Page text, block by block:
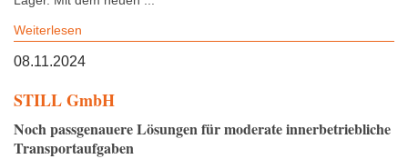
Weiterlesen
08.11.2024
STILL GmbH
Noch passgenauere Lösungen für moderate innerbetriebliche
Transportaufgaben